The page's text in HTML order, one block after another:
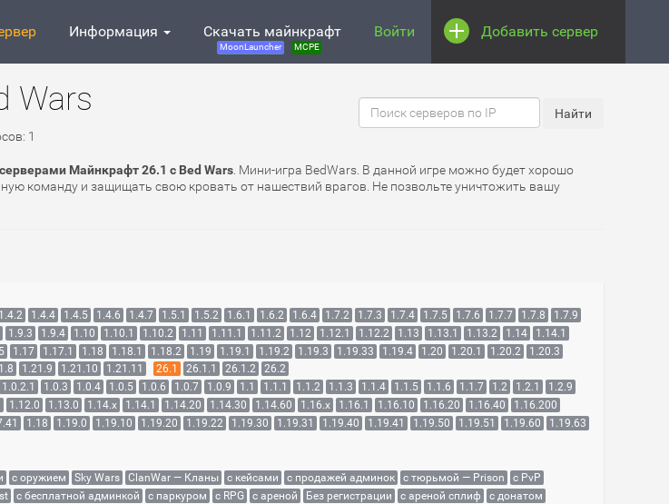
Информация Скачать майнкрафт
MoonLauncher MCPE
Войти Добавить сервер
Wars
1
серверами Майнкрафт 26.1 с Bed Wars . Мини-игра BedWars. В данной игре можно будет хорошо
команду и защищать свою кровать от нашествий врагов. Не позвольте уничтожить вашу
1.4.2 1.4.4 1.4.5 1.4.6 1.4.7 1.5.1 1.5.2 1.6.1 1.6.2 1.6.4 1.7.2 1.7.3 1.7.4 1.7.5 1.7.6 1.7.7 1.7.8
1.7.9
1.9.3 1.9.4 1.10 1.10.1 1.10.2 1.11 1.11.1 1.11.2 1.12 1.12.1 1.12.2 1.13 1.13.1 1.13.2 1.14
1.14.1
1.17 1.17.1 1.18 1.18.1 1.18.2 1.19 1.19.1 1.19.2 1.19.3 1.19.33 1.19.4 1.20 1.20.1 1.20.2
1.20.3
1.21.9 1.21.10 1.21.11 26.1 26.1.1 26.1.2 26.2
1.0.2.1 1.0.3 1.0.4 1.0.5 1.0.6 1.0.7 1.0.9 1.1 1.1.1 1.1.2 1.1.3 1.1.4 1.1.5 1.1.6 1.1.7 1.2 1.2.1
1.2.9
1.12.0 1.13.0 1.14.x 1.14.1 1.14.20 1.14.30 1.14.60 1.16.x 1.16.1 1.16.10 1.16.20 1.16.40
1.16.200
1.18 1.19.0 1.19.10 1.19.20 1.19.22 1.19.30 1.19.31 1.19.40 1.19.41 1.19.50 1.19.51 1.19.60
1.19.63
с оружием Sky Wars ClanWar — Кланы с кейсами с продажей админок с тюрьмой — Prison
с PvP
с бесплатной админкой с паркуром с RPG с ареной Без регистрации с ареной сплиф
с донатом